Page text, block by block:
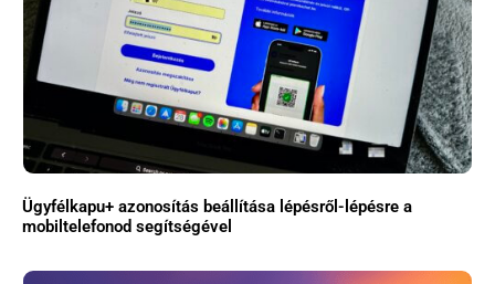
Ügyfélkapu+ azonosítás beállítása lépésről-lépésre a
mobiltelefonod segítségével